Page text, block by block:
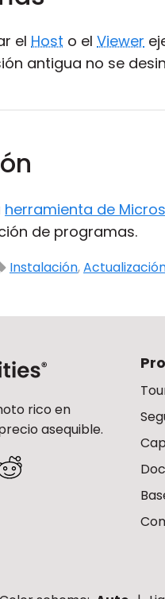
el Host o el Viewer
antigua no se
herramienta de
de programas.
Instalación,
rico en
asequible.